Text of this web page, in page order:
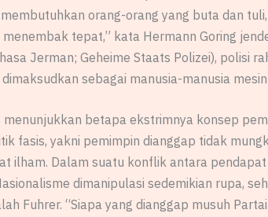
orang-orang yang buta dan
tepat,” kata Hermann Goring
Jerman; Geheime Staats Polizei), polisi
sebagai manusia-manusia
betapa ekstrimnya konsep
fasis, yakni pemimpin dianggap tidak
ilham. Dalam suatu konflik antara
dimanipulasi sedemikian rupa,
Fuhrer. “Siapa yang dianggap musuh